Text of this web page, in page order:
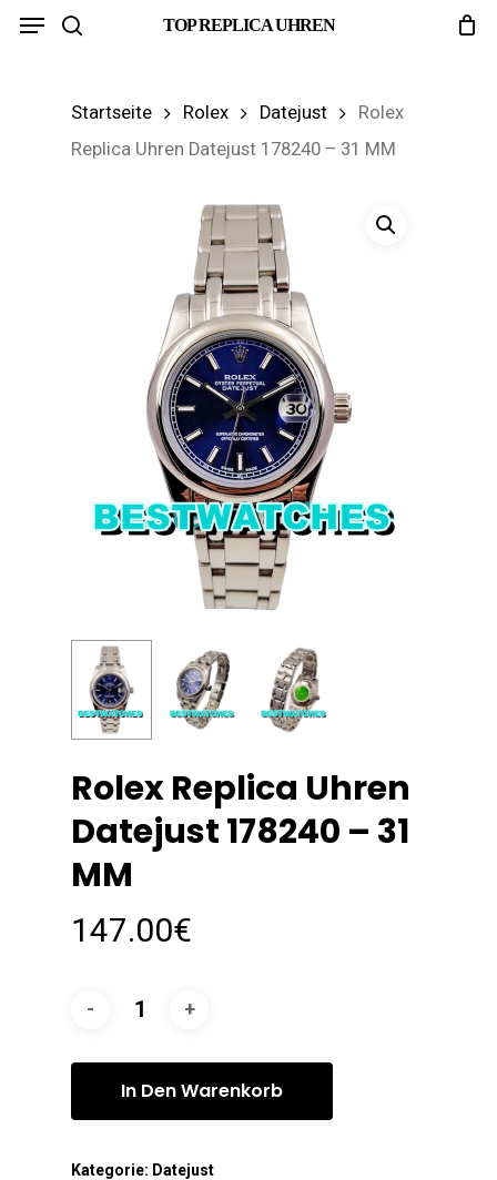
Skip
TOP REPLICA UHREN
Menu
Startseite Rolex Datejust
Rolex
Replica Uhren Datejust 178240 – 31 MM
Rolex Replica Uhren
Datejust 178240 – 31
MM
147.00€
In Den Warenkorb
Kategorie: Datejust